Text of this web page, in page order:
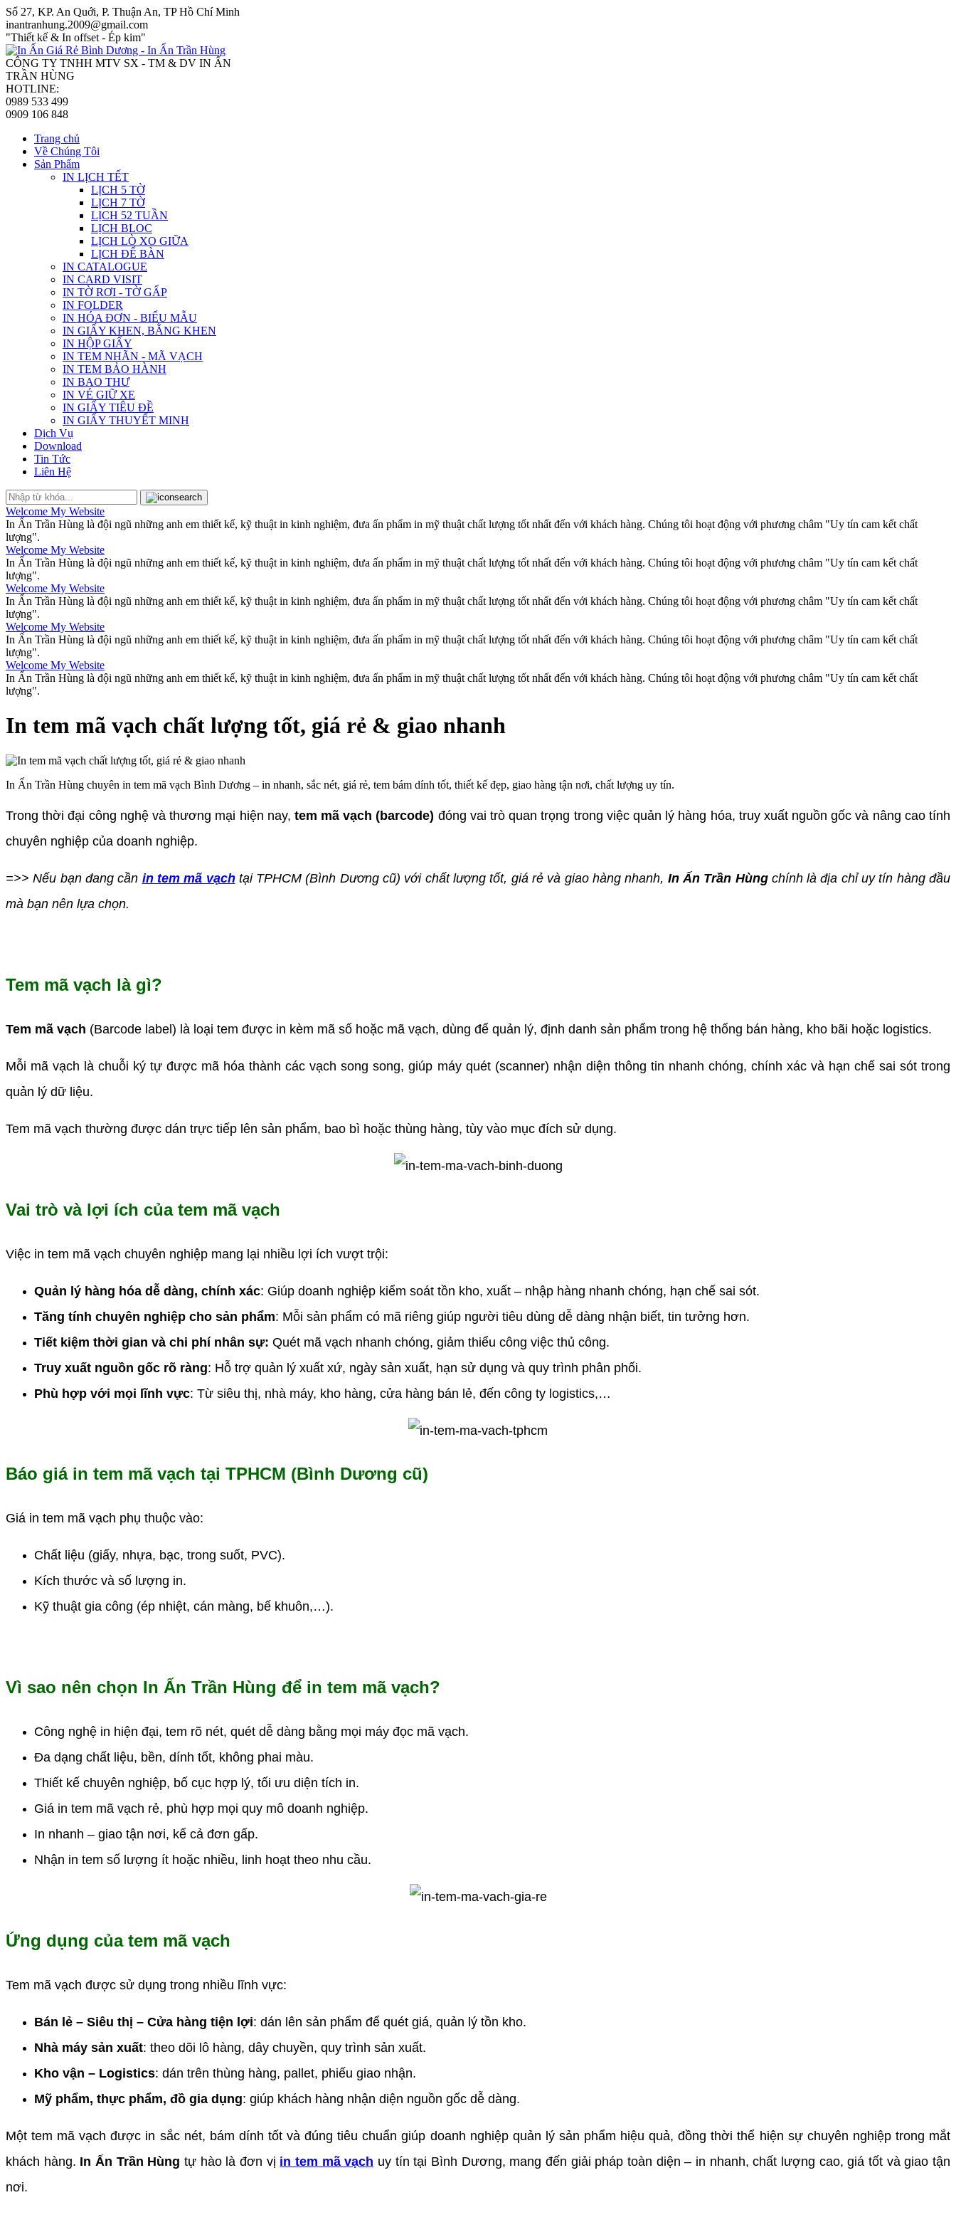
Số 27, KP. An Quới, P. Thuận An, TP Hồ Chí Minh
inantranhung.2009@gmail.com
"Thiết kế & In offset - Ép kim"
CÔNG TY TNHH MTV SX - TM & DV IN ẤN
TRẦN HÙNG
HOTLINE:
0989 533 499
0909 106 848
Trang chủ
Về Chúng Tôi
Sản Phẩm
IN LỊCH TẾT
LỊCH 5 TỜ
LỊCH 7 TỜ
LỊCH 52 TUẦN
LỊCH BLOC
LỊCH LÒ XO GIỮA
LỊCH ĐỂ BÀN
IN CATALOGUE
IN CARD VISIT
IN TỜ RƠI - TỜ GẤP
IN FOLDER
IN HÓA ĐƠN - BIỂU MẪU
IN GIẤY KHEN, BẰNG KHEN
IN HỘP GIẤY
IN TEM NHÃN - MÃ VẠCH
IN TEM BẢO HÀNH
IN BAO THƯ
IN VÉ GIỮ XE
IN GIẤY TIÊU ĐỀ
IN GIẤY THUYẾT MINH
Dịch Vụ
Download
Tin Tức
Liên Hệ
Welcome My Website
In Ấn Trần Hùng là đội ngũ những anh em thiết kế, kỹ thuật in kinh nghiệm, đưa ấn phẩm in mỹ thuật chất lượng tốt nhất đến với khách hàng. Chúng tôi hoạt động với phương châm "Uy tín cam kết chất
lượng".
Welcome My Website
In Ấn Trần Hùng là đội ngũ những anh em thiết kế, kỹ thuật in kinh nghiệm, đưa ấn phẩm in mỹ thuật chất lượng tốt nhất đến với khách hàng. Chúng tôi hoạt động với phương châm "Uy tín cam kết chất
lượng".
Welcome My Website
In Ấn Trần Hùng là đội ngũ những anh em thiết kế, kỹ thuật in kinh nghiệm, đưa ấn phẩm in mỹ thuật chất lượng tốt nhất đến với khách hàng. Chúng tôi hoạt động với phương châm "Uy tín cam kết chất
lượng".
Welcome My Website
In Ấn Trần Hùng là đội ngũ những anh em thiết kế, kỹ thuật in kinh nghiệm, đưa ấn phẩm in mỹ thuật chất lượng tốt nhất đến với khách hàng. Chúng tôi hoạt động với phương châm "Uy tín cam kết chất
lượng".
Welcome My Website
In Ấn Trần Hùng là đội ngũ những anh em thiết kế, kỹ thuật in kinh nghiệm, đưa ấn phẩm in mỹ thuật chất lượng tốt nhất đến với khách hàng. Chúng tôi hoạt động với phương châm "Uy tín cam kết chất
lượng".
In tem mã vạch chất lượng tốt, giá rẻ & giao nhanh
In Ấn Trần Hùng chuyên in tem mã vạch Bình Dương – in nhanh, sắc nét, giá rẻ, tem bám dính tốt, thiết kế đẹp, giao hàng tận nơi, chất lượng uy tín.
Trong thời đại công nghệ và thương mại hiện nay, tem mã vạch (barcode) đóng vai trò quan trọng trong việc quản lý hàng hóa, truy xuất nguồn gốc và nâng cao tính
chuyên nghiệp của doanh nghiệp.
=>> Nếu bạn đang cần in tem mã vạchtại TPHCM (Bình Dương cũ) với chất lượng tốt, giá rẻ và giao hàng nhanh, In Ấn Trần Hùngchính là địa chỉ uy tín hàng đầu
mà bạn nên lựa chọn.
Tem mã vạch là gì?
Tem mã vạch (Barcode label) là loại tem được in kèm mã số hoặc mã vạch, dùng để quản lý, định danh sản phẩm trong hệ thống bán hàng, kho bãi hoặc logistics.
Mỗi mã vạch là chuỗi ký tự được mã hóa thành các vạch song song, giúp máy quét (scanner) nhận diện thông tin nhanh chóng, chính xác và hạn chế sai sót trong
quản lý dữ liệu.
Tem mã vạch thường được dán trực tiếp lên sản phẩm, bao bì hoặc thùng hàng, tùy vào mục đích sử dụng.
Vai trò và lợi ích của tem mã vạch
Việc in tem mã vạch chuyên nghiệp mang lại nhiều lợi ích vượt trội:
Quản lý hàng hóa dễ dàng, chính xác: Giúp doanh nghiệp kiểm soát tồn kho, xuất – nhập hàng nhanh chóng, hạn chế sai sót.
Tăng tính chuyên nghiệp cho sản phẩm: Mỗi sản phẩm có mã riêng giúp người tiêu dùng dễ dàng nhận biết, tin tưởng hơn.
Tiết kiệm thời gian và chi phí nhân sự: Quét mã vạch nhanh chóng, giảm thiểu công việc thủ công.
Truy xuất nguồn gốc rõ ràng: Hỗ trợ quản lý xuất xứ, ngày sản xuất, hạn sử dụng và quy trình phân phối.
Phù hợp với mọi lĩnh vực: Từ siêu thị, nhà máy, kho hàng, cửa hàng bán lẻ, đến công ty logistics,…
Báo giá in tem mã vạch tại TPHCM (Bình Dương cũ)
Giá in tem mã vạch phụ thuộc vào:
Chất liệu (giấy, nhựa, bạc, trong suốt, PVC).
Kích thước và số lượng in.
Kỹ thuật gia công (ép nhiệt, cán màng, bế khuôn,…).
Vì sao nên chọn In Ấn Trần Hùng để in tem mã vạch?
Công nghệ in hiện đại, tem rõ nét, quét dễ dàng bằng mọi máy đọc mã vạch.
Đa dạng chất liệu, bền, dính tốt, không phai màu.
Thiết kế chuyên nghiệp, bố cục hợp lý, tối ưu diện tích in.
Giá in tem mã vạch rẻ, phù hợp mọi quy mô doanh nghiệp.
In nhanh – giao tận nơi, kể cả đơn gấp.
Nhận in tem số lượng ít hoặc nhiều, linh hoạt theo nhu cầu.
Ứng dụng của tem mã vạch
Tem mã vạch được sử dụng trong nhiều lĩnh vực:
Bán lẻ – Siêu thị – Cửa hàng tiện lợi: dán lên sản phẩm để quét giá, quản lý tồn kho.
Nhà máy sản xuất: theo dõi lô hàng, dây chuyền, quy trình sản xuất.
Kho vận – Logistics: dán trên thùng hàng, pallet, phiếu giao nhận.
Mỹ phẩm, thực phẩm, đồ gia dụng: giúp khách hàng nhận diện nguồn gốc dễ dàng.
Một tem mã vạch được in sắc nét, bám dính tốt và đúng tiêu chuẩn giúp doanh nghiệp quản lý sản phẩm hiệu quả, đồng thời thể hiện sự chuyên nghiệp trong mắt
khách hàng. In Ấn Trần Hùngtự hào là đơn vị in tem mã vạch uy tín tại Bình Dương, mang đến giải pháp toàn diện – in nhanh, chất lượng cao, giá tốt và giao tận
nơi.